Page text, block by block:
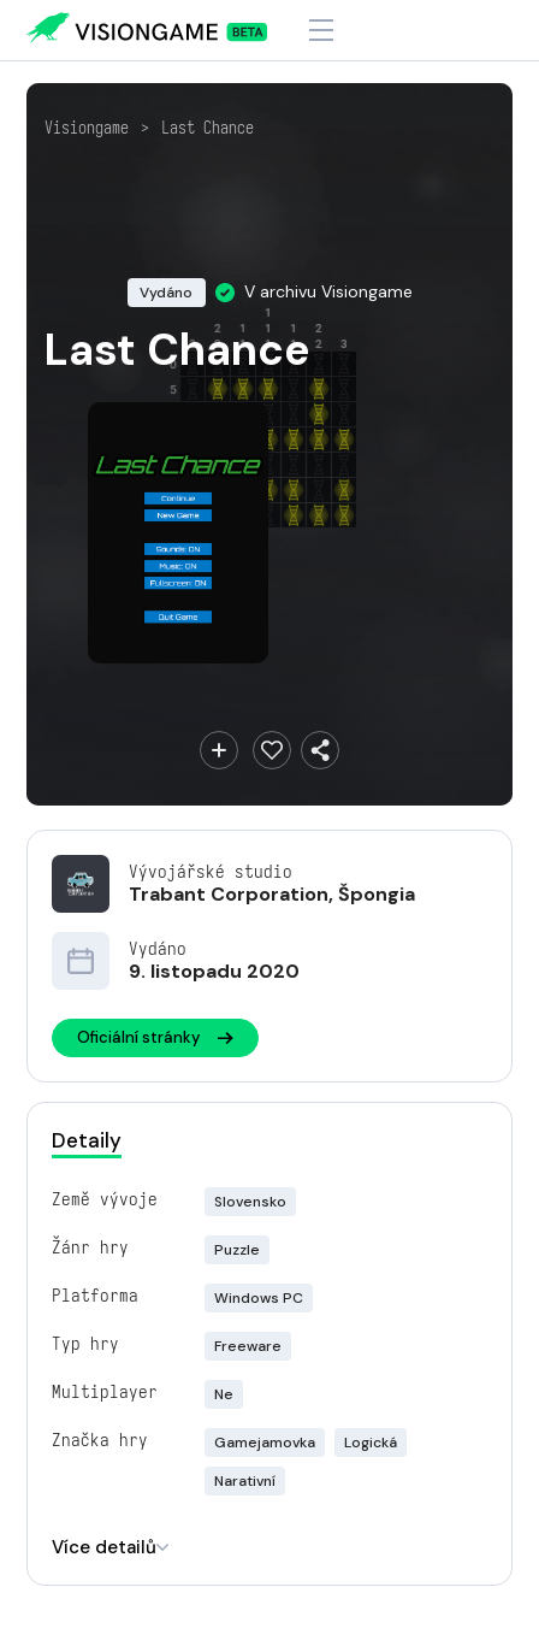
Visiongame > Last Chance
Vydáno V archivu Visiongame
Last Chance
Vývojářské studio
Trabant Corporation,Špongia
Vydáno
9. listopadu 2020
Oficiální stránky
Detaily
Země vývoje Slovensko
Žánr hry Puzzle
Platforma Windows PC
Typ hry Freeware
Multiplayer Ne
Značka hry Gamejamovka
Logická
Narativní
Více detailů